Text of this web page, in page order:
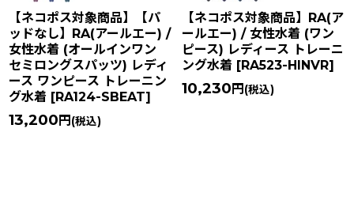
【ネコポス対象商品】【パ
ッドなし】RA(アールエー) /
女性水着 (オールインワン
セミロングスパッツ) レディ
ース ワンピース トレーニン
グ水着 [RA124-SBEAT]
13,200 円 (税込)
【ネコポス対象商品】RA(ア
ールエー) / 女性水着 (ワン
ピース) レディース トレーニ
ング水着 [RA523-HINVR]
10,230 円 (税込)